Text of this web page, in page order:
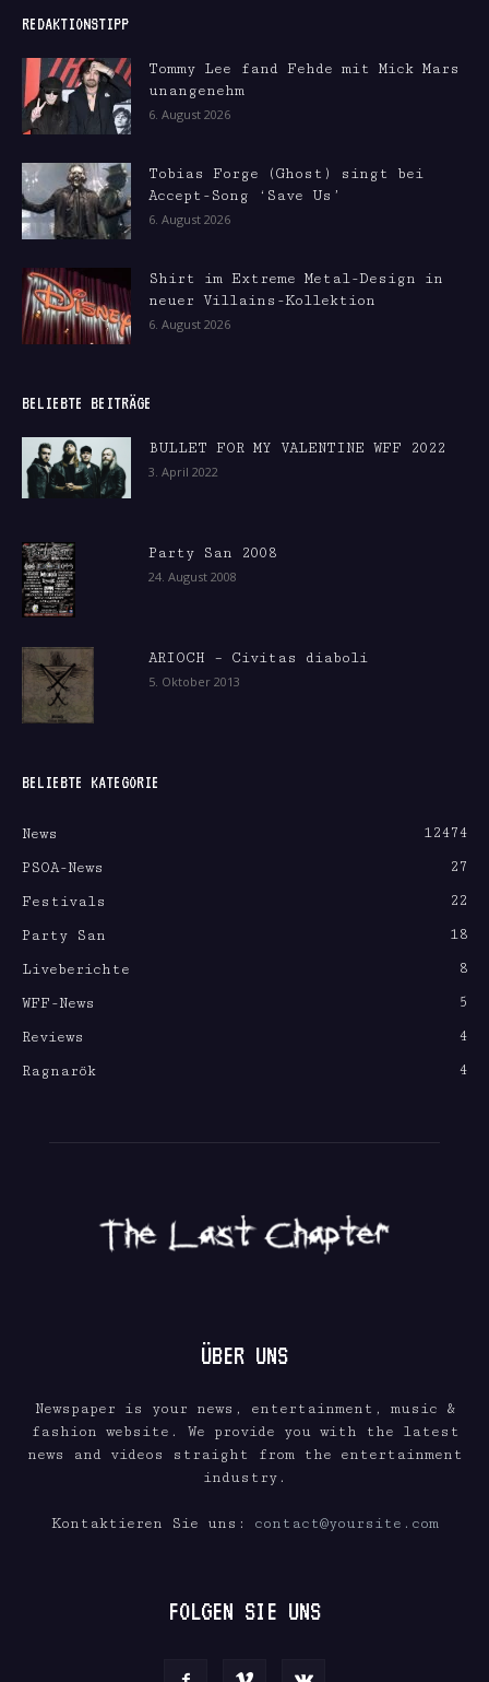
REDAKTIONSTIPP
Tommy Lee fand Fehde mit Mick Mars
unangenehm
6. August 2026
Tobias Forge (Ghost) singt bei
Accept-Song ‘Save Us’
6. August 2026
Shirt im Extreme Metal-Design in
neuer Villains-Kollektion
6. August 2026
BELIEBTE BEITRÄGE
BULLET FOR MY VALENTINE WFF 2022
3. April 2022
Party San 2008
24. August 2008
ARIOCH – Civitas diaboli
5. Oktober 2013
BELIEBTE KATEGORIE
News
12474
PSOA-News
27
Festivals
22
Party San
18
Liveberichte
8
WFF-News
5
Reviews
4
Ragnarök
4
ÜBER UNS
Newspaper is your news, entertainment, music &
fashion website. We provide you with the latest
news and videos straight from the entertainment
industry.
Kontaktieren Sie uns: contact@yoursite.com
FOLGEN SIE UNS